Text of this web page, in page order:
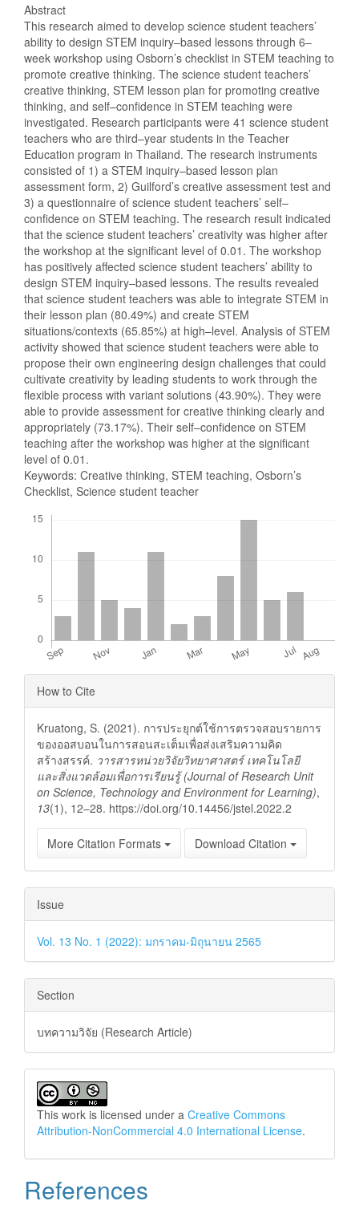
Abstract
This research aimed to develop science student teachers’
ability to design STEM inquiry–based lessons through 6–
week workshop using Osborn’s checklist in STEM teaching to
promote creative thinking. The science student teachers’
creative thinking, STEM lesson plan for promoting creative
thinking, and self–confidence in STEM teaching were
investigated. Research participants were 41 science student
teachers who are third–year students in the Teacher
Education program in Thailand. The research instruments
consisted of 1) a STEM inquiry–based lesson plan
assessment form, 2) Guilford’s creative assessment test and
3) a questionnaire of science student teachers’ self–
confidence on STEM teaching. The research result indicated
that the science student teachers’ creativity was higher after
the workshop at the significant level of 0.01. The workshop
has positively affected science student teachers’ ability to
design STEM inquiry–based lessons. The results revealed
that science student teachers was able to integrate STEM in
their lesson plan (80.49%) and create STEM
situations/contexts (65.85%) at high–level. Analysis of STEM
activity showed that science student teachers were able to
propose their own engineering design challenges that could
cultivate creativity by leading students to work through the
flexible process with variant solutions (43.90%). They were
able to provide assessment for creative thinking clearly and
appropriately (73.17%). Their self–confidence on STEM
teaching after the workshop was higher at the significant
level of 0.01.
Keywords: Creative thinking, STEM teaching, Osborn’s
Checklist, Science student teacher
Article
Details
How to Cite
Kruatong, S. (2021). การประยุกต์ใช้การตรวจสอบรายการ
ของออสบอนในการสอนสะเต็มเพื่อส่งเสริมความคิด
สร้างสรรค์. วารสารหน่วยวิจัยวิทยาศาสตร์ เทคโนโลยี
และสิ่งแวดล้อมเพื่อการเรียนรู้ (Journal of Research Unit
on Science, Technology and Environment for Learning),
13(1), 12–28. https://doi.org/10.14456/jstel.2022.2
More Citation Formats Download Citation
Issue
Vol. 13 No. 1 (2022): มกราคม-มิถุนายน 2565
Section
บทความวิจัย (Research Article)
This work is licensed under a Creative Commons
Attribution-NonCommercial 4.0 International License.
References